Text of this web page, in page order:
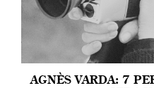
AGNÈS VARDA: 7